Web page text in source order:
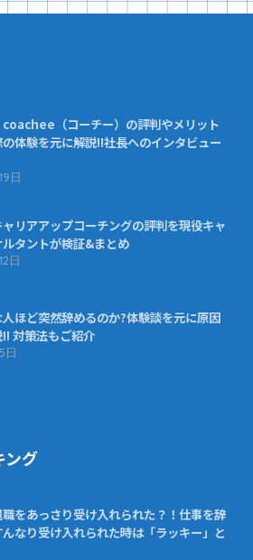
coachee（コーチー）の評判やメリット
体験を元に解説!!社長へのインタビュー
日
ャリアアップコーチングの評判を現役キャ
ルタントが検証&まとめ
日
ほど突然辞めるのか?体験談を元に原因
対策法もご紹介
日
ング
職をあっさり受け入れられた？！仕事を辞
なり受け入れられた時は「ラッキー」と